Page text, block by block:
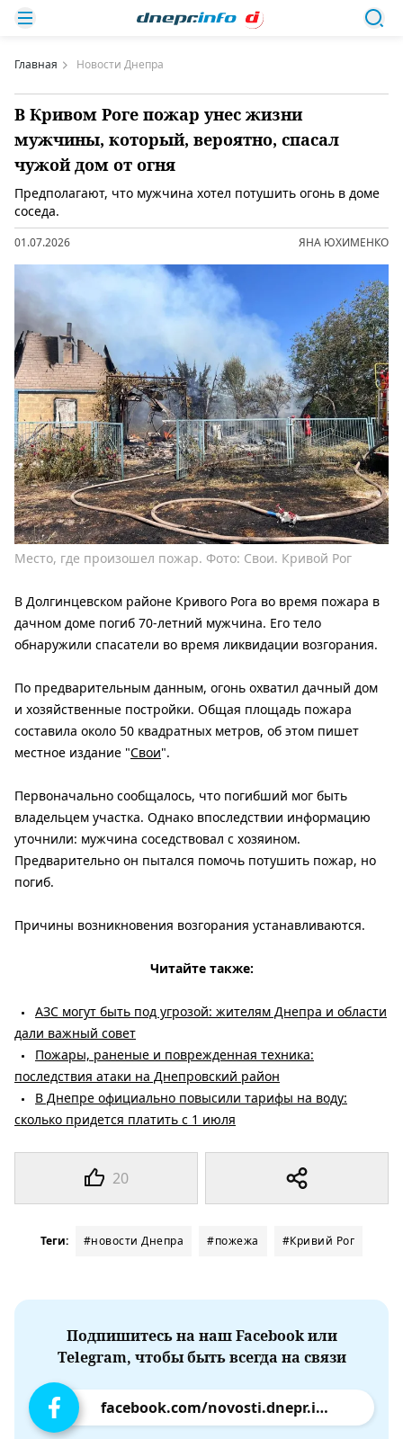
Главная Новости Днепра
В Кривом Роге пожар унес жизни
мужчины, который, вероятно, спасал
чужой дом от огня
Предполагают, что мужчина хотел потушить огонь в доме
соседа.
01.07.2026 ЯНА ЮХИМЕНКО
20
Место, где произошел пожар. Фото: Свои. Кривой Рог
В Долгинцевском районе Кривого Рога во время пожара в
дачном доме погиб 70-летний мужчина. Его тело
обнаружили спасатели во время ликвидации возгорания.
По предварительным данным, огонь охватил дачный дом
и хозяйственные постройки. Общая площадь пожара
составила около 50 квадратных метров, об этом пишет
местное издание "Свои".
Первоначально сообщалось, что погибший мог быть
владельцем участка. Однако впоследствии информацию
уточнили: мужчина соседствовал с хозяином.
Предварительно он пытался помочь потушить пожар, но
погиб.
Причины возникновения возгорания устанавливаются.
Читайте также:
АЗС могут быть под угрозой: жителям Днепра и области
дали важный совет
Пожары, раненые и поврежденная техника:
последствия атаки на Днепровский район
В Днепре официально повысили тарифы на воду:
сколько придется платить с 1 июля
Теги: #новости Днепра #пожежа #Кривий Рог
Подпишитесь на наш Facebook или
Telegram, чтобы быть всегда на связи
facebook.com/novosti.dnepr.info